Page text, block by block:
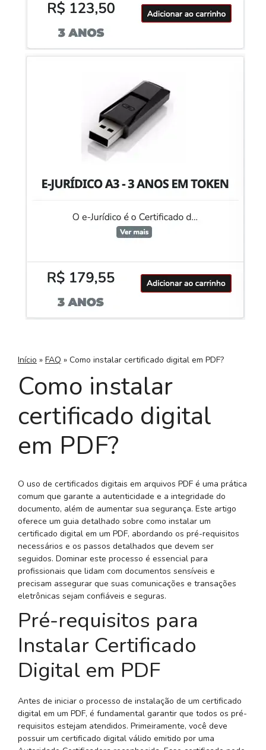
Início » FAQ » Como instalar certificado digital em PDF?
Como instalar
certificado digital
em PDF?
O uso de certificados digitais em arquivos PDF é uma prática
comum que garante a autenticidade e a integridade do
documento, além de aumentar sua segurança. Este artigo
oferece um guia detalhado sobre como instalar um
certificado digital em um PDF, abordando os pré-requisitos
necessários e os passos detalhados que devem ser
seguidos. Dominar este processo é essencial para
profissionais que lidam com documentos sensíveis e
precisam assegurar que suas comunicações e transações
eletrônicas sejam confiáveis e seguras.
Pré-requisitos para
Instalar Certificado
Digital em PDF
Antes de iniciar o processo de instalação de um certificado
digital em um PDF, é fundamental garantir que todos os pré-
requisitos estejam atendidos. Primeiramente, você deve
possuir um certificado digital válido emitido por uma